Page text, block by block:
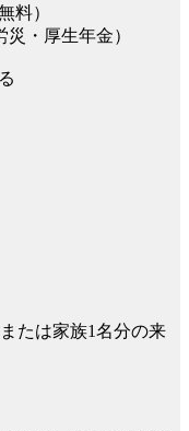
料）
・厚生年金）
たは家族1名分の来